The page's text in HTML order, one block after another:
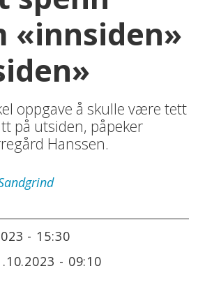
«innsiden»
oppgave å skulle være tett
på utsiden, påpeker
Hanssen.
- 15:30
- 09:10